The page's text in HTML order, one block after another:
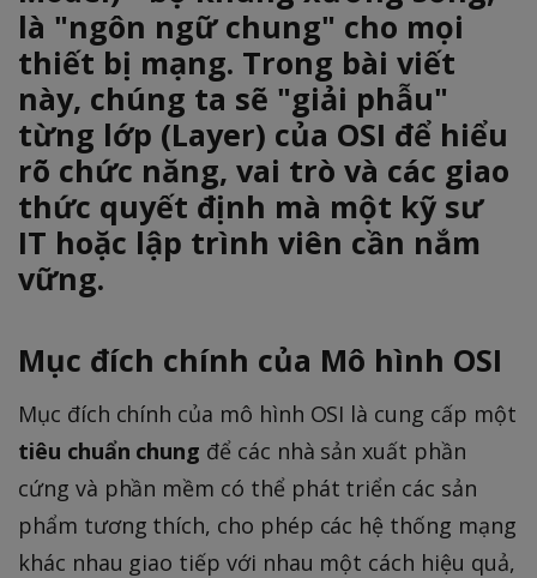
là "ngôn ngữ chung" cho mọi
thiết bị mạng. Trong bài viết
này, chúng ta sẽ "giải phẫu"
từng lớp (Layer) của OSI để hiểu
rõ chức năng, vai trò và các giao
thức quyết định mà một kỹ sư
IT hoặc lập trình viên cần nắm
vững.
Mục đích chính của Mô hình OSI
Mục đích chính của mô hình OSI là cung cấp một
tiêu chuẩn chung để các nhà sản xuất phần
cứng và phần mềm có thể phát triển các sản
phẩm tương thích, cho phép các hệ thống mạng
khác nhau giao tiếp với nhau một cách hiệu quả,